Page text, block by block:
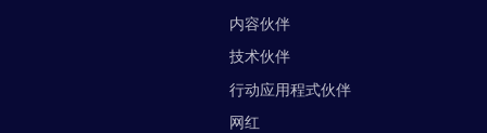
内容伙伴
技术伙伴
行动应用程式伙伴
网红